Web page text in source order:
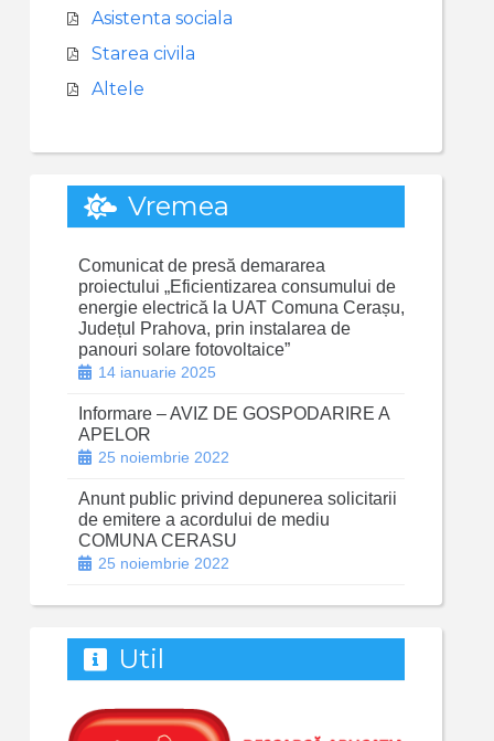
Asistenta sociala
Starea civila
Altele
Vremea
Comunicat de presă demararea
proiectului „Eficientizarea consumului de
energie electrică la UAT Comuna Cerașu,
Județul Prahova, prin instalarea de
panouri solare fotovoltaice”
14 ianuarie 2025
Informare – AVIZ DE GOSPODARIRE A
APELOR
25 noiembrie 2022
Anunt public privind depunerea solicitarii
de emitere a acordului de mediu
COMUNA CERASU
25 noiembrie 2022
Util